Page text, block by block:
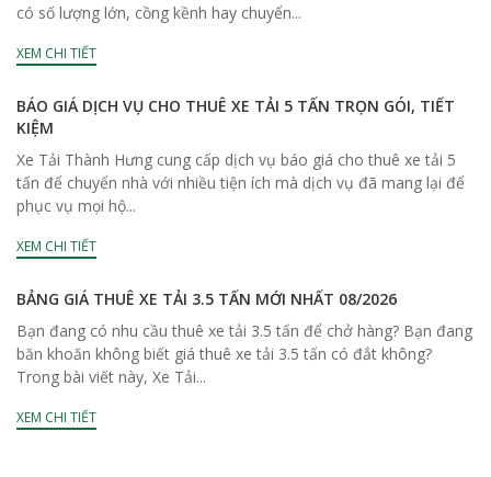
có số lượng lớn, cồng kềnh hay chuyển...
XEM CHI TIẾT
BÁO GIÁ DỊCH VỤ CHO THUÊ XE TẢI 5 TẤN TRỌN GÓI, TIẾT
KIỆM
Xe Tải Thành Hưng cung cấp dịch vụ báo giá cho thuê xe tải 5
tấn để chuyển nhà với nhiều tiện ích mà dịch vụ đã mang lại để
phục vụ mọi hộ...
XEM CHI TIẾT
BẢNG GIÁ THUÊ XE TẢI 3.5 TẤN MỚI NHẤT 08/2026
Bạn đang có nhu cầu thuê xe tải 3.5 tấn để chở hàng? Bạn đang
băn khoăn không biết giá thuê xe tải 3.5 tấn có đắt không?
Trong bài viết này, Xe Tải...
XEM CHI TIẾT